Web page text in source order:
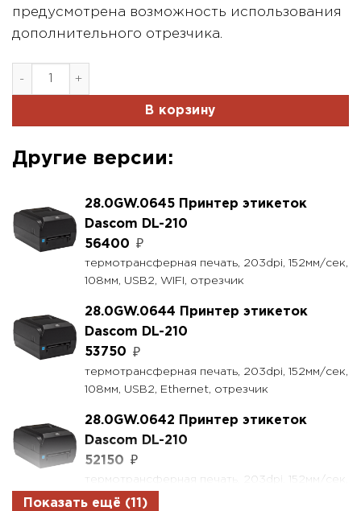
предусмотрена возможность использования
дополнительного отрезчика.
Количество товара 28.0GW.0134 Принтер этикеток
В корзину
Другие версии:
28.0GW.0645 Принтер этикеток
Dascom DL-210
56400 ₽
термотрансферная печать, 203dpi, 152мм/сек,
108мм, USB2, WIFI, отрезчик
28.0GW.0644 Принтер этикеток
Dascom DL-210
53750 ₽
термотрансферная печать, 203dpi, 152мм/сек,
108мм, USB2, Ethernet, отрезчик
28.0GW.0642 Принтер этикеток
Dascom DL-210
52150 ₽
термотрансферная печать, 203dpi, 152мм/сек,
108мм, USB2, параллельный порт, отрезчик
Показать ещё (11)